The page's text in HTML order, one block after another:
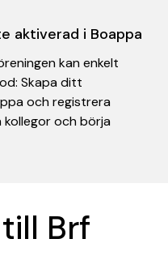
aktiverad i Boappa
kan enkelt
Skapa ditt
och registrera
kollegor och börja
Brf